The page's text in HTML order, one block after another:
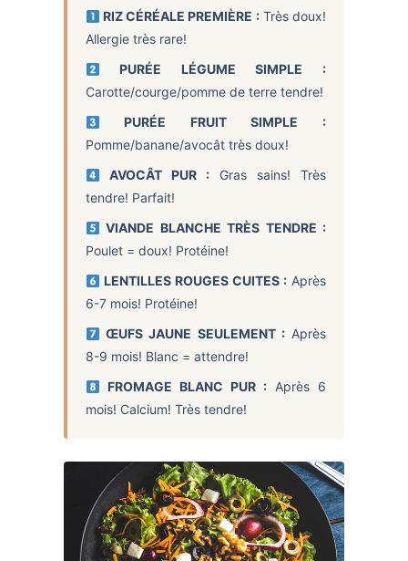
RIZ CÉRÉALE PREMIÈRE :Très doux!
Allergie très rare!
PURÉE LÉGUME SIMPLE :
Carotte/courge/pomme de terre tendre!
PURÉE FRUIT SIMPLE :
Pomme/banane/avocât très doux!
AVOCÂT PUR :Gras sains! Très
tendre! Parfait!
VIANDE BLANCHE TRÈS TENDRE :
Poulet = doux! Protéine!
LENTILLES ROUGES CUITES : Après
6-7 mois! Protéine!
ŒUFS JAUNE SEULEMENT :Après
8-9 mois! Blanc = attendre!
FROMAGE BLANC PUR :Après 6
mois! Calcium! Très tendre!